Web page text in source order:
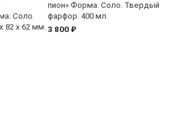
Соло.
82 x 62 мм.
пион» Форма: Соло. Твердый
фарфор. 400 мл.
3 800 ₽